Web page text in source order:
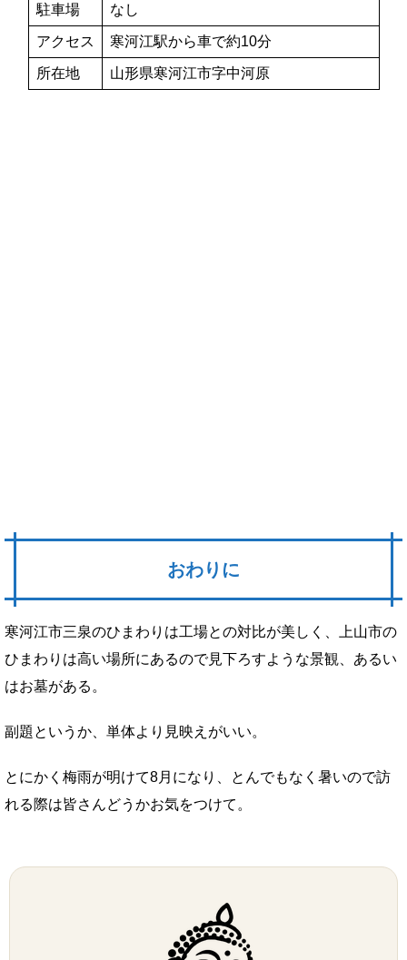
駐車場 なし
アクセス 寒河江駅から車で約10分
所在地 山形県寒河江市字中河原
おわりに
寒河江市三泉のひまわりは工場との対比が美しく、上山市の
ひまわりは高い場所にあるので見下ろすような景観、あるい
はお墓がある。
副題というか、単体より見映えがいい。
とにかく梅雨が明けて8月になり、とんでもなく暑いので訪
れる際は皆さんどうかお気をつけて。